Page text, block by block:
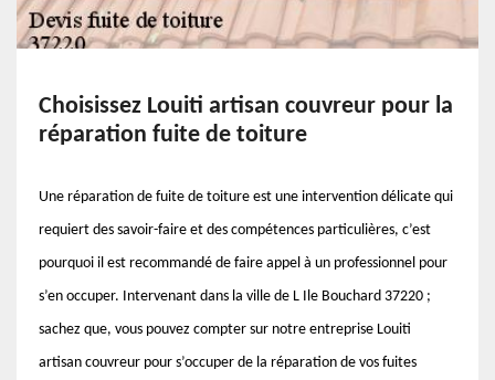
Choisissez Louiti artisan couvreur pour la
réparation fuite de toiture
Une réparation de fuite de toiture est une intervention délicate qui
requiert des savoir-faire et des compétences particulières, c’est
pourquoi il est recommandé de faire appel à un professionnel pour
s’en occuper. Intervenant dans la ville de L Ile Bouchard 37220 ;
sachez que, vous pouvez compter sur notre entreprise Louiti
artisan couvreur pour s’occuper de la réparation de vos fuites